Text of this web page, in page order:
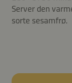
Server den
sorte sesamfrø.